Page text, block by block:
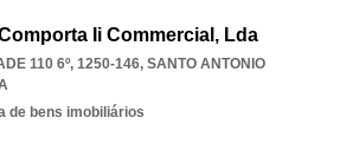
Ii Commercial, Lda
110 6º, 1250-146, SANTO ANTONIO
de bens imobiliários